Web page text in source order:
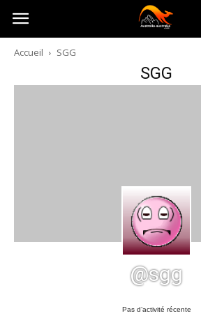
Australia-
australie.com
Accueil SGG
SGG
@sgg
Pas d’activité récente